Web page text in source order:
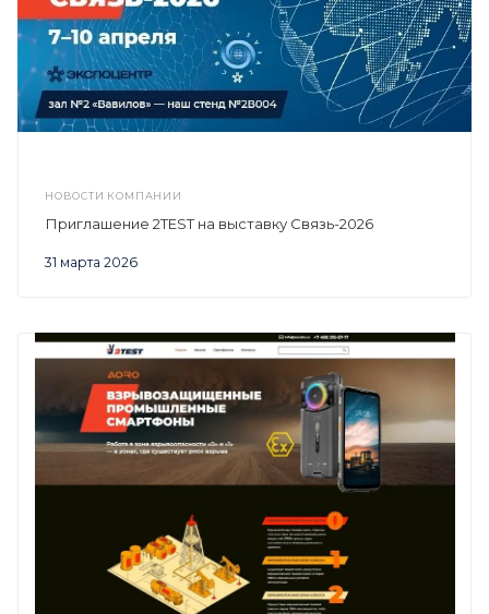
НОВОСТИ КОМПАНИИ
31 марта 2026
Приглашение 2TEST на выставку Связь-2026